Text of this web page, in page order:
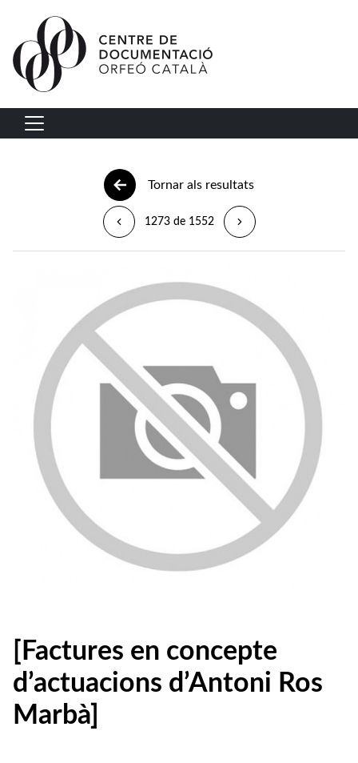
Vés al contingut
Navegació principal
Tornar als resultats
1273 de 1552
[Factures en concepte
d’actuacions d’Antoni Ros
Marbà]